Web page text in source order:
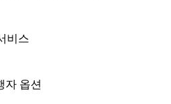
비스
자 옵션